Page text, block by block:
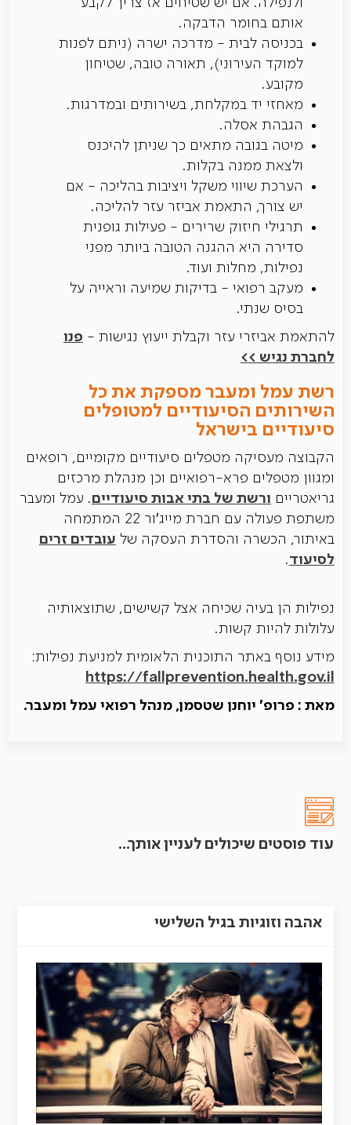
אותם בחומר הדבקה.
בכניסה לבית - מדרכה ישרה (ניתם לפנות
למוקד העירוני), תאורה טובה, שטיחון
מקובע.
מאחזי יד במקלחת, בשירותים ובמדרגות.
הגבהת אסלה.
מיטה בגובה מתאים כך שניתן להיכנס
ולצאת ממנה בקלות.
הערכת שיווי משקל ויציבות בהליכה - אם
יש צורך, התאמת אביזר עזר להליכה.
תרגילי חיזוק שרירים - פעילות גופנית
סדירה היא ההגנה הטובה ביותר מפני
נפילות, מחלות ועוד.
מעקב רפואי - בדיקות שמיעה וראייה על
בסיס שנתי.
להתאמת אביזרי עזר וקבלת ייעוץ נגישות - פנו
לחברת נגיש >>
רשת עמל ומעבר מספקת את כל
השירותים הסיעודיים למטופלים
סיעודיים בישראל
הקבוצה מעסיקה מטפלים סיעודיים מקומיים, רופאים
ומגוון מטפלים פרא-רפואיים וכן מנהלת מרכזים
גריאטריים ורשת של בתי אבות סיעודיים. עמל ומעבר
משתפת פעולה עם חברת מייג′ור 22 המתמחה
באיתור, הכשרה והסדרת העסקה של עובדים זרים
לסיעוד.
נפילות הן בעיה שכיחה אצל קשישים, שתוצאותיה
עלולות להיות קשות.
מידע נוסף באתר התוכנית הלאומית למניעת נפילות:
https://fallprevention.health.gov.il
מאת : פרופ′ יוחנן שטסמן, מנהל רפואי עמל ומעבר.
עוד פוסטים שיכולים לעניין אותך...
אהבה וזוגיות בגיל השלישי